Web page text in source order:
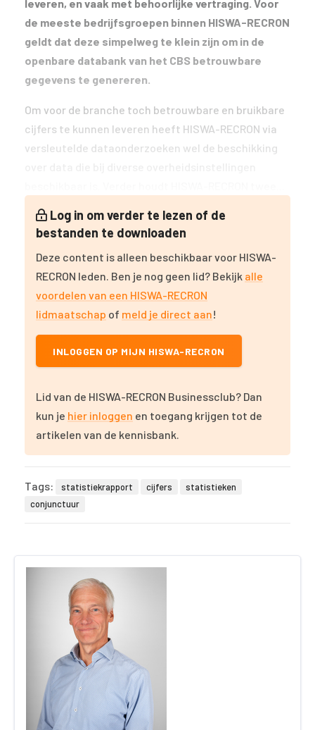
leveren, en vaak met behoorlijke vertraging. Voor
de meeste bedrijfsgroepen binnen HISWA-RECRON
geldt dat deze simpelweg te klein zijn om in de
openbare databank van het CBS betrouwbare
gegevens te genereren.
Om voor de branche toch betrouwbare en bruikbare
cijfers te kunnen leveren heeft HISWA-RECRON via
versleutelde dataonderzoeken wel de beschikking
Log in om verder te lezen of de
bestanden te downloaden
Deze content is alleen beschikbaar voor HISWA-
RECRON leden. Ben je nog geen lid? Bekijk alle
voordelen van een HISWA-RECRON
lidmaatschap of meld je direct aan!
INLOGGEN OP MIJN HISWA-RECRON
Lid van de HISWA-RECRON Businessclub? Dan
kun je hier inloggen en toegang krijgen tot de
artikelen van de kennisbank.
Tags: statistiekrapport cijfers
statistieken
conjunctuur